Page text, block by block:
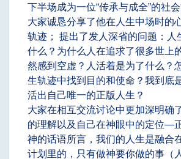
下半场成为一位“传承与成全”的社
大家诚恳分享了他在人生中场时的
轨迹； 提出了发人深省的问题：人
什么？为什么人在追求了很多世上
然感到空虚？人活着是为了什么？
生轨迹中找到目的和使命？我到底
活出自己唯一的正版人生？
大家在相互交流讨论中更加深明确
的理解以及自己在神眼中的定位—
神的话语所言，我们的人生是融合
计划里的，只有做神要你做的事（